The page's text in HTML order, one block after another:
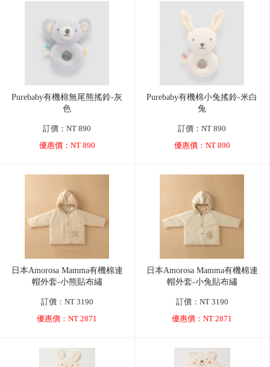
Purebaby有機棉無尾熊搖鈴-灰
色
訂價：NT 890
優惠價：NT 890
Purebaby有機棉小兔搖鈴-米白
兔
訂價：NT 890
優惠價：NT 890
日本Amorosa Mamma有機棉連
帽外套-小熊貼布繡
訂價：NT 3190
優惠價：NT 2871
日本Amorosa Mamma有機棉連
帽外套-小兔貼布繡
訂價：NT 3190
優惠價：NT 2871